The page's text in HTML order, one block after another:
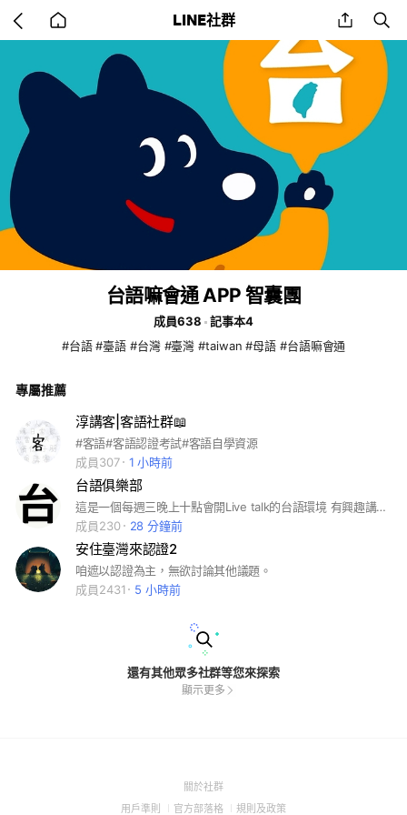
back
to
LINE社群 share
台語嘛會通 APP 智囊團
成員638
記事本4
#台語 #臺語 #台灣 #臺灣 #taiwan #母語 #台語嘛會通
專屬推薦
淳講客|客語社群📖
#客語#客語認證考試#客語自學資源
成員307
1 小時前
台語俱樂部
這是一個每週三晚上十點會開Live talk的台語環境 有興趣講台語 聽台語的朋友 都歡迎加入
成員230
28 分鐘前
安住臺灣來認證2
咱遮以認證為主，無欲討論其他議題。
成員2431
5 小時前
還有其他眾多社群等您來探索
顯示更多
關於社群(Open
用戶準則 (Open
官方部落格 (Open
規則及政策(Open